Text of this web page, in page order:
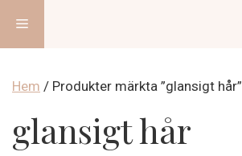
innehåll
Meny
Hem / Produkter märkta ”glansigt hår”
glansigt hår